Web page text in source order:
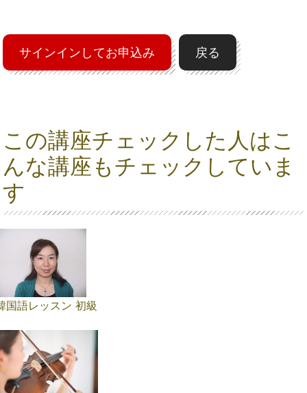
サインインしてお申込み 戻る
この講座チェックした人はこ
んな講座もチェックしていま
す
国語レッスン 初級